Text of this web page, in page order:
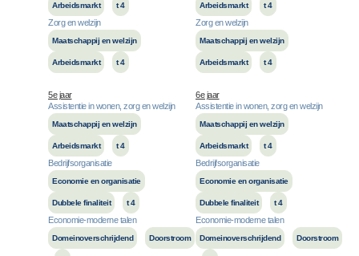
Arbeidsmarkt t 4
Zorg en welzijn
Maatschappij en welzijn
Arbeidsmarkt t 4
Arbeidsmarkt t 4
Zorg en welzijn
Maatschappij en welzijn
Arbeidsmarkt t 4
5e jaar
6e jaar
Assistentie in wonen, zorg en welzijn
Maatschappij en welzijn
Arbeidsmarkt t 4
Bedrijfsorganisatie
Economie en organisatie
Dubbele finaliteit t 4
Economie-moderne talen
Domeinoverschrijdend Doorstroom
Assistentie in wonen, zorg en welzijn
Maatschappij en welzijn
Arbeidsmarkt t 4
Bedrijfsorganisatie
Economie en organisatie
Dubbele finaliteit t 4
Economie-moderne talen
Domeinoverschrijdend Doorstroom